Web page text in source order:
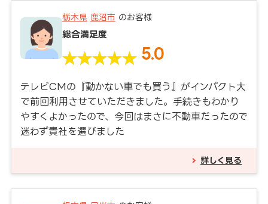
栃木県 鹿沼市 のお客様
総合満足度
5.0
テレビCMの『動かない車でも買う』がインパクト大
で前回利用させていただきました。手続きもわかり
やすくよかったので、今回はまさに不動車だったので
迷わず貴社を選びました
詳しく見る